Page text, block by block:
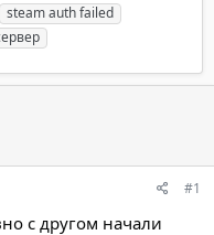
Тsteam auth failed
#1
с другом начали